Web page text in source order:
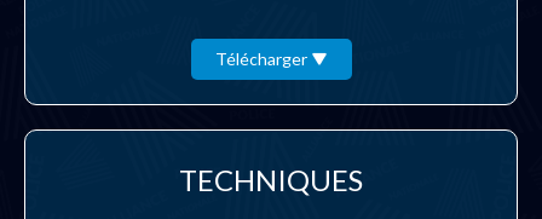
Télécharger
TECHNIQUES